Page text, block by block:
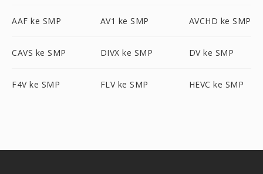
AAF ke SMP AV1 ke SMP AVCHD ke SMP
CAVS ke SMP DIVX ke SMP DV ke SMP
F4V ke SMP FLV ke SMP HEVC ke SMP